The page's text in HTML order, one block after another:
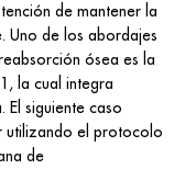
de mantener la
Uno de los abordajes
ósea es la
la cual integra
El siguiente caso
utilizando el protocolo
de